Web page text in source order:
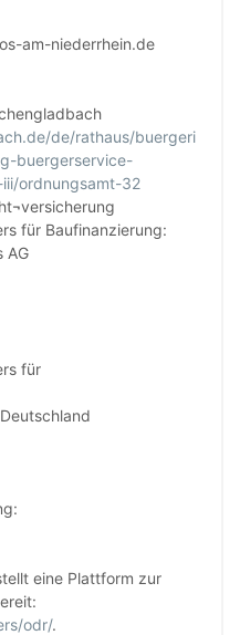
am-niederrhein.de
de/rathaus/buergeri
buergerservice-
ordnungsamt-32
für Baufinanzierung:
AG
für
eine Plattform zur
odr/.